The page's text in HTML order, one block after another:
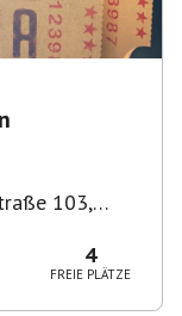
103,
4
FREIE PLÄTZE